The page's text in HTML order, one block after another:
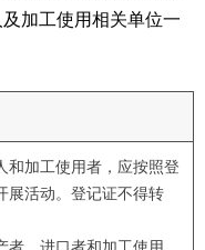
加工使用相关单位一
和加工使用者，应按照登
展活动。登记证不得转
者、进口者和加工使用